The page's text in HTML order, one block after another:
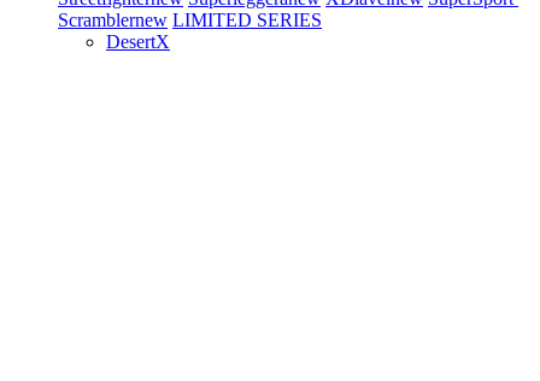
Scramblernew LIMITED SERIES
DesertX